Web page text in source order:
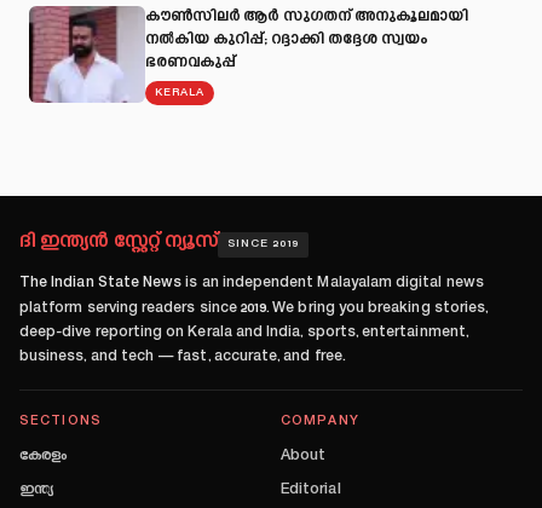
കൗൺസിലർ ആർ സുഗതന് അനുകൂലമായി
നല്‍കിയ കുറിപ്പ്; റദ്ദാക്കി തദ്ദേശ സ്വയം
ഭരണവകുപ്പ്
KERALA
ദി ഇന്ത്യൻ സ്റ്റേറ്റ് ന്യൂസ് SINCE 2019
The Indian State News is an independent Malayalam digital news
platform serving readers since 2019. We bring you breaking stories,
deep-dive reporting on Kerala and India, sports, entertainment,
business, and tech — fast, accurate, and free.
SECTIONS
കേരളം
ഇന്ത്യ
COMPANY
About
Editorial